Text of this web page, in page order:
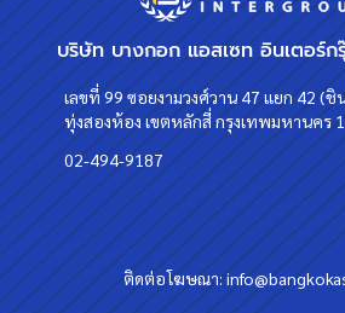
บริษัท บางกอก แอสเซท อินเตอร์ก
เลขที่ 99 ซอยงามวงศ์วาน 47 แยก 42 (ชิ
ทุ่งสองห้อง เขตหลักสี่ กรุงเทพมหานคร
02-494-9187
ติดต่อโฆษณา: